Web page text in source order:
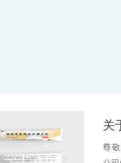
尊